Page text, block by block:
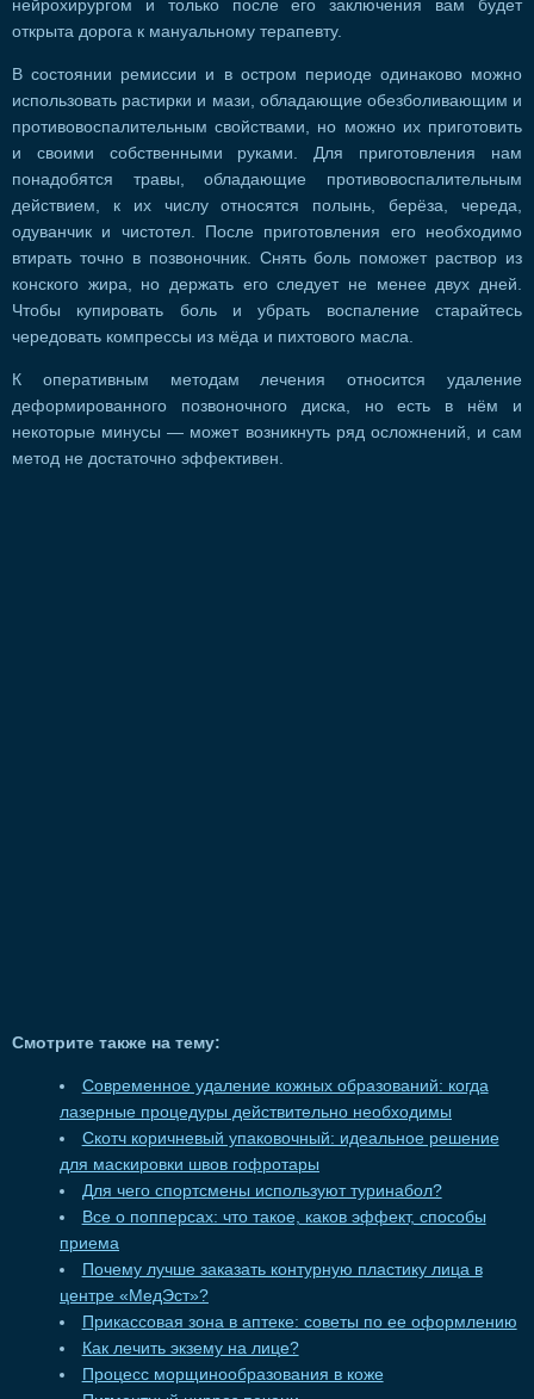
нейрохирургом и только после его заключения вам будет
открыта дорога к мануальному терапевту.
В состоянии ремиссии и в остром периоде одинаково можно
использовать растирки и мази, обладающие обезболивающим и
противовоспалительным свойствами, но можно их приготовить
и своими собственными руками. Для приготовления нам
понадобятся травы, обладающие противовоспалительным
действием, к их числу относятся полынь, берёза, череда,
одуванчик и чистотел. После приготовления его необходимо
втирать точно в позвоночник. Снять боль поможет раствор из
конского жира, но держать его следует не менее двух дней.
Чтобы купировать боль и убрать воспаление старайтесь
чередовать компрессы из мёда и пихтового масла.
К оперативным методам лечения относится удаление
деформированного позвоночного диска, но есть в нём и
некоторые минусы — может возникнуть ряд осложнений, и сам
метод не достаточно эффективен.
Смотрите также на тему:
Современное удаление кожных образований: когда
лазерные процедуры действительно необходимы
Скотч коричневый упаковочный: идеальное решение
для маскировки швов гофротары
Для чего спортсмены используют туринабол?
Все о попперсах: что такое, каков эффект, способы
приема
Почему лучше заказать контурную пластику лица в
центре «МедЭст»?
Прикассовая зона в аптеке: советы по ее оформлению
Как лечить экзему на лице?
Процесс морщинообразования в коже